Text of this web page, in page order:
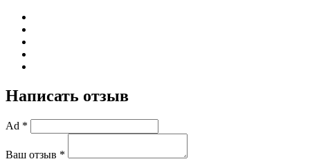
Написать отзыв
Ad *
Ваш отзыв *